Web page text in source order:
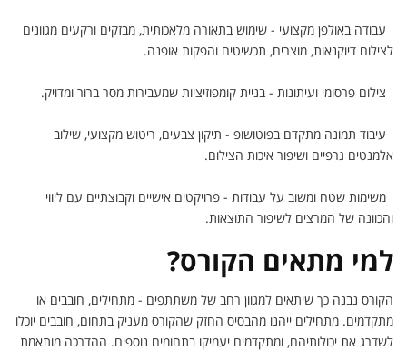
עבודה באולפן מקצועי - שימוש בתאורה מלאכותית, מבזקים ורקעים מגוונים
לצילום דיוקנאות, מוצרים, תכשיטים והפקות אופנה.
צילום פרסומי ועיתונות - בניית קומפוזיציות שמעבירות מסר ברור ומדויק.
עיבוד תמונה מתקדם בפוטושופ - תיקון צבעים, ריטוש מקצועי, שילוב
אלמנטים גרפיים ושיפור איכות הצילום.
משימות שטח ומשוב על עבודות - פרויקטים אישיים וקבוצתיים עם ליווי
והכוונה של המרצים לשיפור התוצאות.
למי מתאים הקורס?
הקורס נבנה כך שיתאים למגוון רחב של משתתפים - מתחילים, חובבים או
מתקדמים. מתחילים ייהנו מהבסיס החזק שהקורס מעניק בתחום, חובבים יוכלו
לשדרג את יכולותיהם, ומתקדמים יעמיקו בתחומים נוספים. ההדרכה מותאמת